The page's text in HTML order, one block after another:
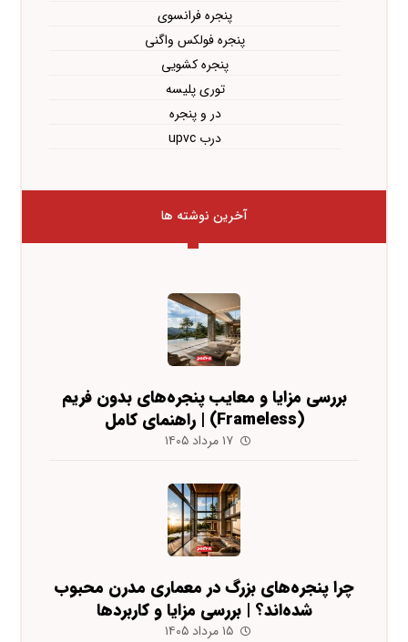
پنجره فرانسوی
پنجره فولکس واگنی
پنجره کشویی
توری پلیسه
در و پنجره
درب upvc
آخرین نوشته ها
بررسی مزایا و معایب پنجره‌های بدون فریم
(Frameless) | راهنمای کامل
۱۷ مرداد ۱۴۰۵
چرا پنجره‌های بزرگ در معماری مدرن محبوب
شده‌اند؟ | بررسی مزایا و کاربردها
۱۵ مرداد ۱۴۰۵